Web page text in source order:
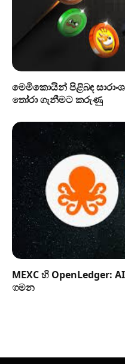
මෙමිකොයින් පිළිබඳ
තෝරා ගැනීමට කරුණු
MEXC හි OpenLedger:
ගමන